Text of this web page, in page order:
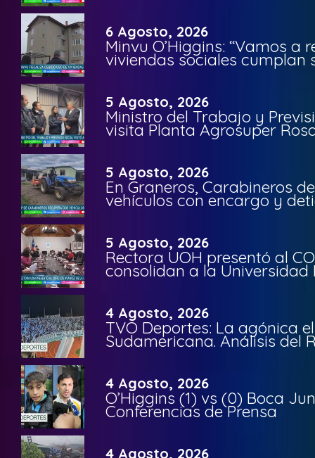
6 Agosto, 2026
Minvu O’Higgins: “Vamos a
viviendas sociales cumplan
5 Agosto, 2026
Ministro del Trabajo y
visita Planta Agrosuper
5 Agosto, 2026
En Graneros, Carabineros
vehículos con encargo y
5 Agosto, 2026
Rectora UOH presentó al
consolidan a la Universidad
4 Agosto, 2026
TVO Deportes: La agónica
Sudamericana. Análisis del
4 Agosto, 2026
O’Higgins (1) vs (0) Boca
Conferencias de Prensa
4 Agosto, 2026